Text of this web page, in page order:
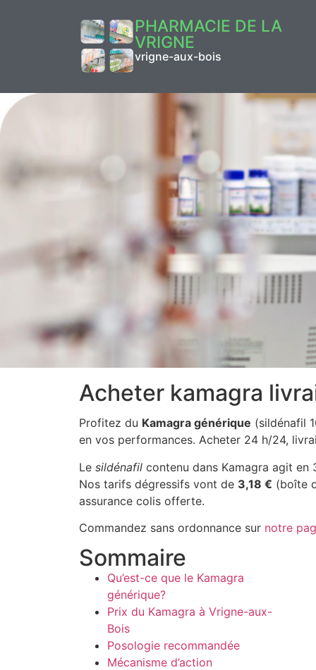
PHARMACIE DE LA
VRIGNE
vrigne-aux-bois
Acheter kamagra
Profitez du Kamagra générique (sildénafil
en vos performances. Acheter 24 h/24,
Le sildénafil contenu dans Kamagra agit
Nos tarifs dégressifs vont de 3,18 € (boîte
assurance colis offerte.
Commandez sans ordonnance sur notre
Sommaire
Qu’est-ce que le Kamagra
générique?
Prix du Kamagra à Vrigne-aux-
Bois
Posologie recommandée
Mécanisme d’action